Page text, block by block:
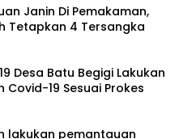
Janin Di Pemakaman,
Tetapkan 4 Tersangka
Desa Batu Begigi Lakukan
Covid-19 Sesuai Prokes
lakukan pemantauan